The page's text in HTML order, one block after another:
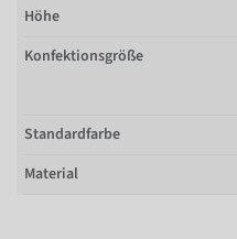
Höhe
Konfektionsgröße
Standardfarbe
Material